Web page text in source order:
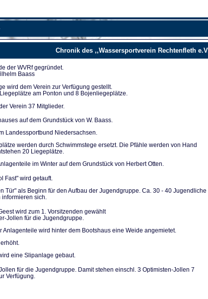
Chronik des ,,Wassersportverein Rechtenfleth
der WVRf gegründet.
Baass
wird dem Verein zur Verfügung ge­stellt.
am Ponton und 8 Bojenliegeplätze.
Verein 37 Mitglieder.
auf dem Grundstück von W. Baass.
Landes­sportbund Niedersachsen.
werden durch Schwimmstege ersetzt. Die Pfähle werden von Hand
20 Lie­geplätze.
im Winter auf dem Grundstück von Herbert Otten.
Fast" wird getauft.
Tür" als Be­ginn für den Aufbau der Jugendgruppe. Ca. 30 - 40 Ju­gendliche
sich.
wird zum 1. Vorsitzenden gewählt
Jollen für die Jugendgruppe.
Anlagentei­le wird hinter dem Bootshaus eine Weide angemietet.
eine Slip­anlage gebaut.
für die Jugendgruppe. Damit stehen einschl. 3 Optimi­sten-Jollen 7
Verfügung.